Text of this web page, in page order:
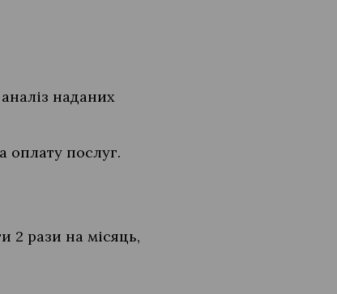
аналіз наданих
оплату послуг.
2 рази на місяць,